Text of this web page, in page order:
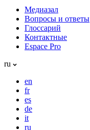
Медиазал
Вопросы и ответы
Глоссарий
Контактные
Espace Pro
ru
en
fr
es
de
it
ru